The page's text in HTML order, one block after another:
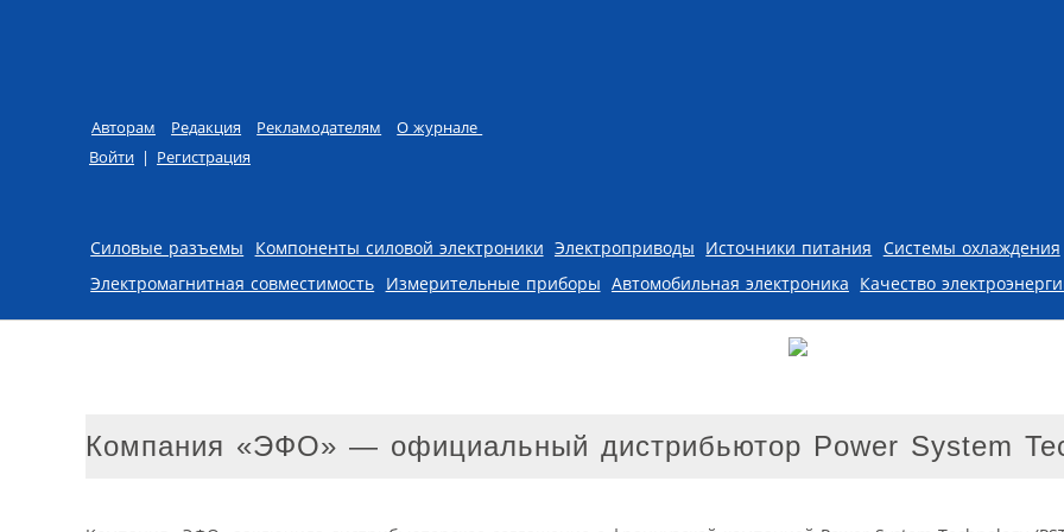
Авторам Редакция Рекламодателям
О журнале
Войти | Регистрация
Skip to content
Силовые разъемы Компоненты силовой электроники Электроприводы Источники питания Системы охлаждения
Электромагнитная совместимость Измерительные приборы Автомобильная электроника Качество
Компания «ЭФО» — официальный дистрибьютор Power System